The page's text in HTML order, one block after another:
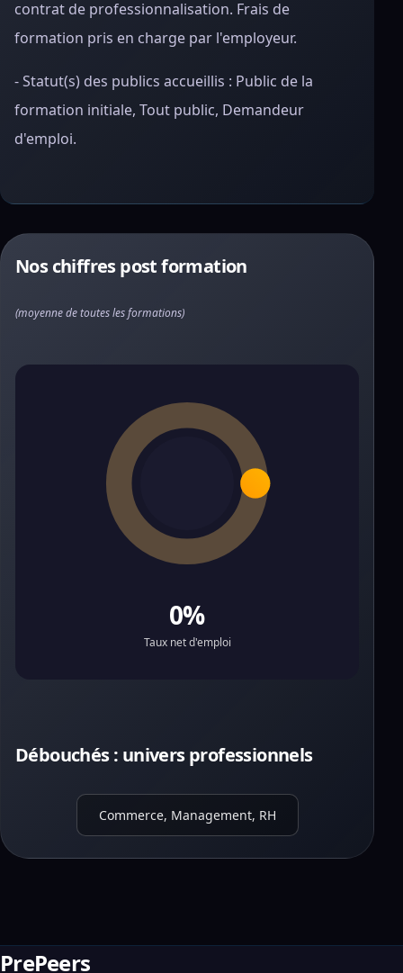
contrat de professionnalisation. Frais de
formation pris en charge par l'employeur.
- Statut(s) des publics accueillis : Public de la
formation initiale, Tout public, Demandeur
d'emploi.
Nos chiffres post formation
(moyenne de toutes les formations)
0%
Taux net d'emploi
Débouchés : univers professionnels
Commerce, Management, RH
PrePeers